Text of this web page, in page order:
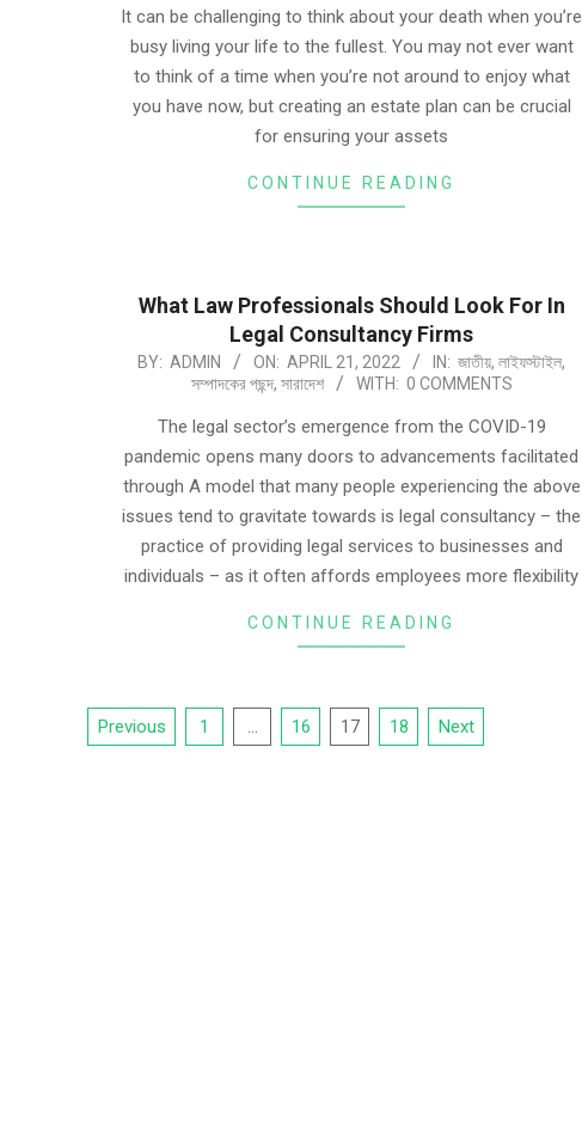
It can be challenging to think about your death when you’re
busy living your life to the fullest. You may not ever want
to think of a time when you’re not around to enjoy what
you have now, but creating an estate plan can be crucial
for ensuring your assets
CONTINUE READING
What Law Professionals Should Look For In
Legal Consultancy Firms
BY: ADMIN ON: APRIL 21, 2022 IN: জাতীয়,লাইফস্টাইল,
সম্পাদকের পছন্দ, সারাদেশ WITH: 0 COMMENTS
The legal sector’s emergence from the COVID-19
pandemic opens many doors to advancements facilitated
through A model that many people experiencing the above
issues tend to gravitate towards is legal consultancy – the
practice of providing legal services to businesses and
individuals – as it often affords employees more flexibility
CONTINUE READING
Previous 1 16 17 18 Next